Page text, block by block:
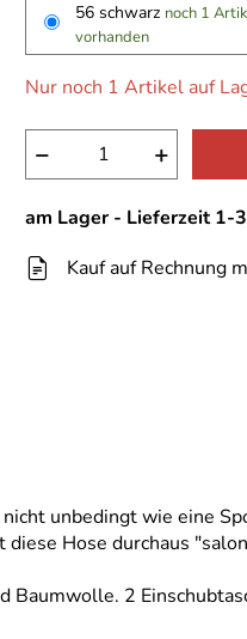
56 schwarz noch 1
vorhanden
Nur noch 1 Artikel auf
− +
am Lager - Lieferzeit 1-
Kauf auf Rechnung
unbedingt wie eine
Hose durchaus
2